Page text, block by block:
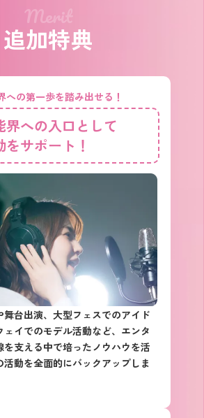
Merit
追加特典
への第一歩を踏み出せる！
界への入口として
をサポート！
舞台出演、大型フェスでのアイド
イでのモデル活動など、エンタ
を支える中で培ったノウハウを活
活動を全面的にバックアップしま